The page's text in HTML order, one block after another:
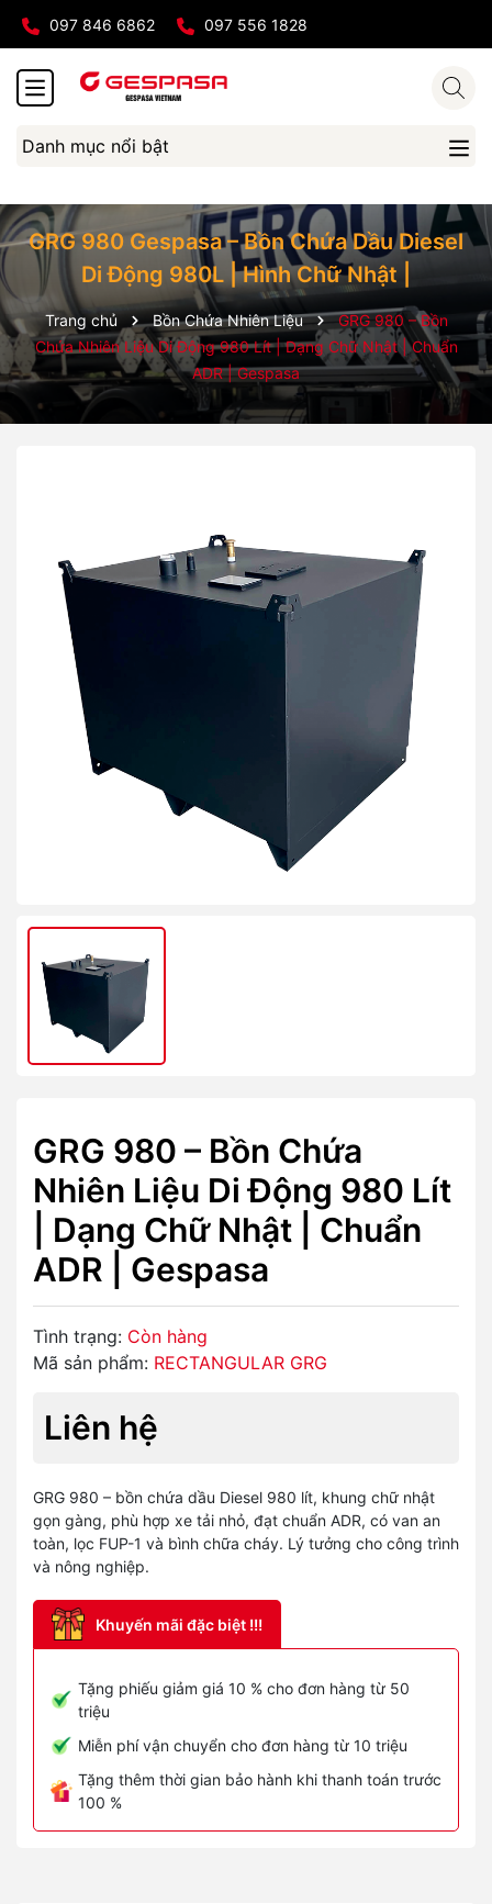
097 846 6862 097 556 1828
Danh mục nổi bật
GRG 980 Gespasa – Bồn Chứa Dầu Diesel
Di Động 980L | Hình Chữ Nhật |
Trang chủ Bồn Chứa Nhiên Liệu
GRG 980 – Bồn
Chứa Nhiên Liệu Di Động 980 Lít | Dạng Chữ Nhật | Chuẩn
ADR | Gespasa
GRG 980 – Bồn Chứa
Nhiên Liệu Di Động 980 Lít
| Dạng Chữ Nhật | Chuẩn
ADR | Gespasa
Tình trạng: Còn hàng
Mã sản phẩm: RECTANGULAR GRG
Liên hệ
GRG 980 – bồn chứa dầu Diesel 980 lít, khung chữ nhật
gọn gàng, phù hợp xe tải nhỏ, đạt chuẩn ADR, có van an
toàn, lọc FUP-1 và bình chữa cháy. Lý tưởng cho công trình
và nông nghiệp.
Khuyến mãi đặc biệt !!!
Tặng phiếu giảm giá 10 % cho đơn hàng từ 50
triệu
Miễn phí vận chuyển cho đơn hàng từ 10 triệu
Tặng thêm thời gian bảo hành khi thanh toán trước
100 %